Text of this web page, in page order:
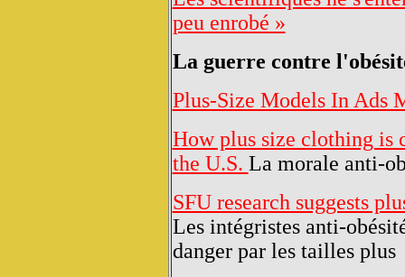
peu enrobé »
La guerre contre
Plus-Size Models In Ads
How plus size clothing is
the U.S. La morale anti-
SFU research suggests
Les intégristes anti-
danger par les tailles plus